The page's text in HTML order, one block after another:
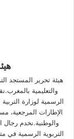
هيئة تحرير المستجد
والتعليمية
الرسمية لوزارة
الإطارات المرجعية،
والوطنية.نخدم رجال
التربوية الرسمية في